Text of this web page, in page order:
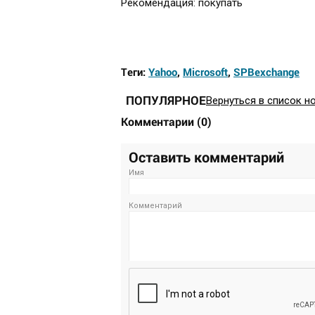
Теги: Yahoo, Microsoft, SPBexchange
ПОПУЛЯРНОЕВернуться в список
Комментарии (0)
Оставить комментарий
Имя
Комментарий